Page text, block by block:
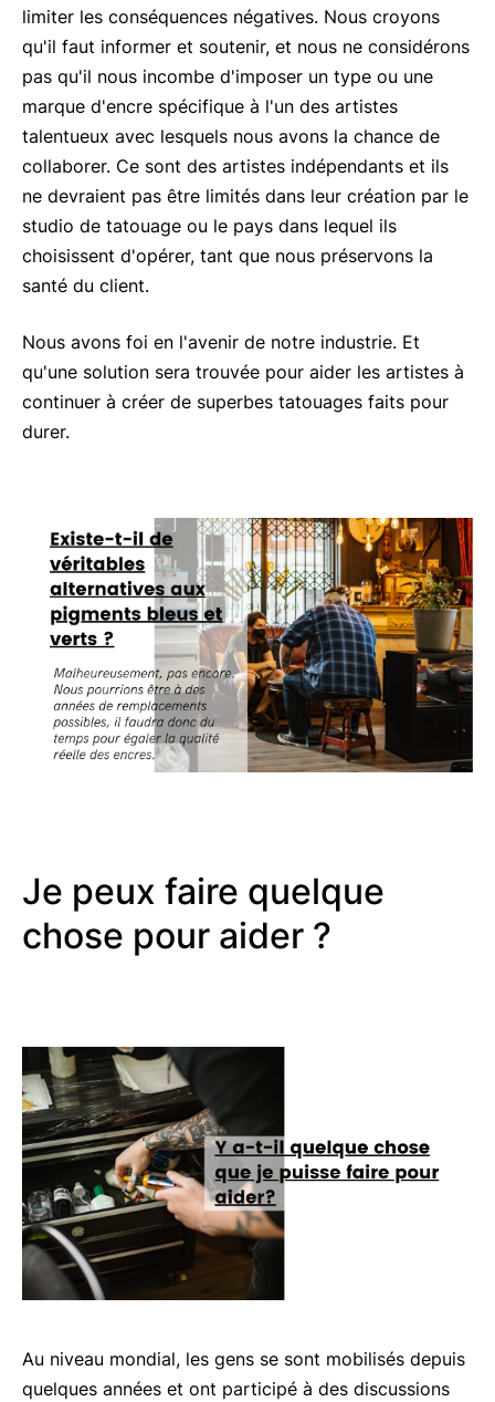
limiter les conséquences négatives. Nous croyons
qu'il faut informer et soutenir, et nous ne considérons
pas qu'il nous incombe d'imposer un type ou une
marque d'encre spécifique à l'un des artistes
talentueux avec lesquels nous avons la chance de
collaborer. Ce sont des artistes indépendants et ils
ne devraient pas être limités dans leur création par le
studio de tatouage ou le pays dans lequel ils
choisissent d'opérer, tant que nous préservons la
santé du client.
Nous avons foi en l'avenir de notre industrie. Et
qu'une solution sera trouvée pour aider les artistes à
continuer à créer de superbes tatouages faits pour
durer.
Je peux faire quelque
chose pour aider ?
Au niveau mondial, les gens se sont mobilisés depuis
quelques années et ont participé à des discussions